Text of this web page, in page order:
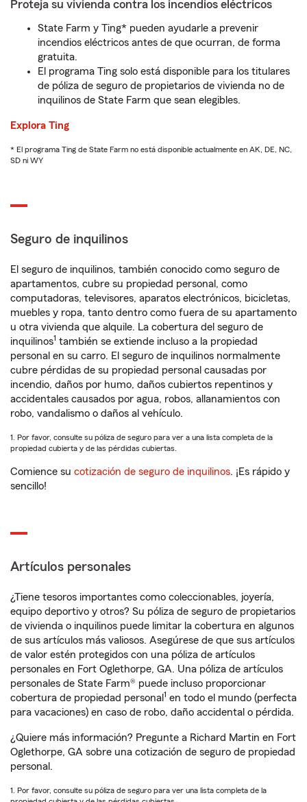
Proteja su vivienda contra los incendios eléctricos
State Farm y Ting* pueden ayudarle a prevenir
incendios eléctricos antes de que ocurran, de forma
gratuita.
El programa Ting solo está disponible para los titulares
de póliza de seguro de propietarios de vivienda no de
inquilinos de State Farm que sean elegibles.
Explora Ting
* El programa Ting de State Farm no está disponible actualmente en AK, DE, NC,
SD ni WY
Seguro de inquilinos
El seguro de inquilinos, también conocido como seguro de
apartamentos, cubre su propiedad personal, como
computadoras, televisores, aparatos electrónicos, bicicletas,
muebles y ropa, tanto dentro como fuera de su apartamento
u otra vivienda que alquile. La cobertura del seguro de
inquilinos1 también se extiende incluso a la propiedad
personal en su carro. El seguro de inquilinos normalmente
cubre pérdidas de su propiedad personal causadas por
incendio, daños por humo, daños cubiertos repentinos y
accidentales causados por agua, robos, allanamientos con
robo, vandalismo o daños al vehículo.
1. Por favor, consulte su póliza de seguro para ver a una lista completa de la
propiedad cubierta y de las pérdidas cubiertas.
Comience su cotización de seguro de inquilinos. ¡Es rápido y
sencillo!
Artículos personales
¿Tiene tesoros importantes como coleccionables, joyería,
equipo deportivo y otros? Su póliza de seguro de propietarios
de vivienda o inquilinos puede limitar la cobertura en algunos
de sus artículos más valiosos. Asegúrese de que sus artículos
de valor estén protegidos con una póliza de artículos
personales en Fort Oglethorpe, GA. Una póliza de artículos
personales de State Farm® puede incluso proporcionar
cobertura de propiedad personal 1 en todo el mundo (perfecta
para vacaciones) en caso de robo, daño accidental o pérdida.
¿Quiere más información? Pregunte a Richard Martin en Fort
Oglethorpe, GA sobre una cotización de seguro de propiedad
personal.
1. Por favor, consulte su póliza de seguro para ver una lista completa de la